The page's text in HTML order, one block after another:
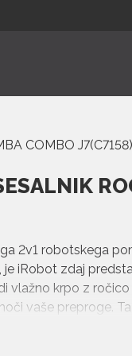
COMBO J7(C7158)
2v1 robotskega
je iRobot zdaj
vlažno krpo z
vaše preproge.
serije j7,
sistem